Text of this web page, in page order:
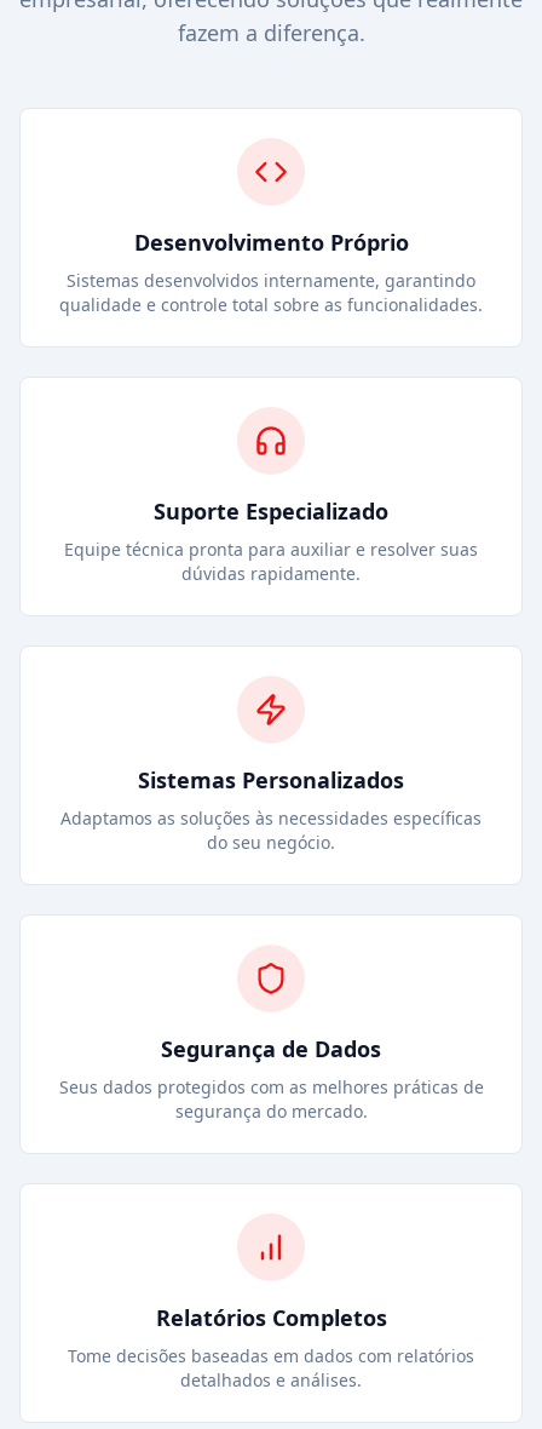
fazem a diferença.
Desenvolvimento Próprio
Sistemas desenvolvidos internamente, garantindo
qualidade e controle total sobre as funcionalidades.
Suporte Especializado
Equipe técnica pronta para auxiliar e resolver suas
dúvidas rapidamente.
Sistemas Personalizados
Adaptamos as soluções às necessidades específicas
do seu negócio.
Segurança de Dados
Seus dados protegidos com as melhores práticas de
segurança do mercado.
Relatórios Completos
Tome decisões baseadas em dados com relatórios
detalhados e análises.